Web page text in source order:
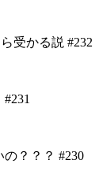
受かる説 #232
？？？ #230